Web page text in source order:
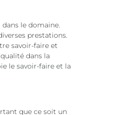
le domaine.
prestations.
savoir-faire et
dans la
le savoir-faire et la
que ce soit un